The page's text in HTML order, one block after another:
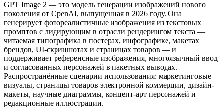
GPT Image 2 — это модель генерации изображений нового
поколения от OpenAI, выпущенная в 2026 году. Она
генерирует фотореалистичные изображения из текстовых
промптов с лидирующим в отрасли рендерингом текста —
читаемая типографика в постерах, инфографике, макетах
брендов, UI-скриншотах и страницах товаров — и
поддерживает референсные изображения, многоязычный ввод
и согласованных персонажей в пакетных выводах.
Распространённые сценарии использования: маркетинговые
визуалы, страницы товаров электронной коммерции, дизайн-
макеты, научные диаграммы, концепт-арт персонажей и
редакционные иллюстрации.